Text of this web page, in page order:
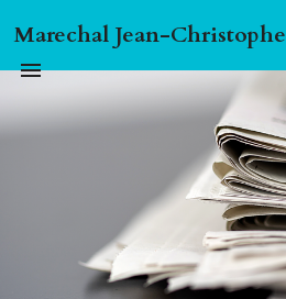
Marechal Jean-Christophe